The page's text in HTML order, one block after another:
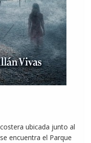
ubicada junto al
encuentra el Parque